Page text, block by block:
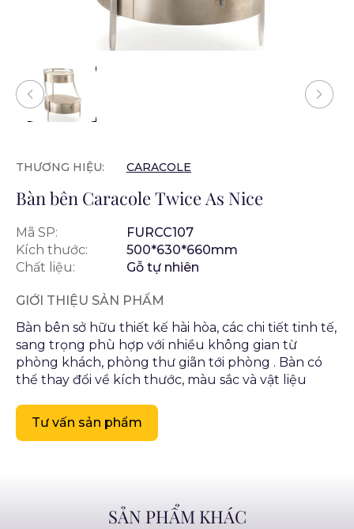
THƯƠNG HIỆU: CARACOLE
Bàn bên Caracole Twice As Nice
Mã SP:
FURCC107
Kích thước:
500*630*660mm
Chất liệu:
Gỗ tự nhiên
GIỚI THIỆU SẢN PHẨM
Bàn bên sở hữu thiết kế hài hòa, các chi tiết tinh tế,
sang trọng phù hợp với nhiều không gian từ
phòng khách, phòng thư giãn tới phòng . Bàn có
thể thay đổi về kích thước, màu sắc và vật liệu
Tư vấn sản phẩm
SẢN PHẨM KHÁC